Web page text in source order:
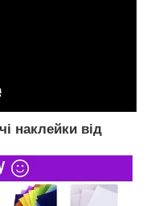
наклейки від